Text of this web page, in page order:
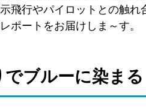
飛行やパイロットとの触れ
ポートをお届けしま～す。
ブルーに染まる